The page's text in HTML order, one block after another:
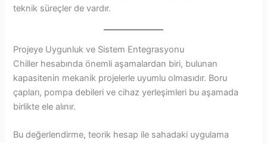
teknik süreçler de vardır.
Projeye Uygunluk ve Sistem Entegrasyonu
Chiller hesabında önemli aşamalardan biri, bulunan
kapasitenin mekanik projelerle uyumlu olmasıdır. Boru
çapları, pompa debileri ve cihaz yerleşimleri bu aşamada
birlikte ele alınır.
Bu değerlendirme, teorik hesap ile sahadaki uygulama